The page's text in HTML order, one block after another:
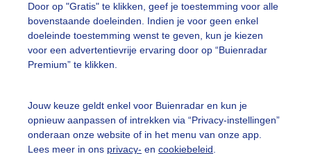
Door op "Gratis" te klikken, geef je toestemming voor alle
bovenstaande doeleinden. Indien je voor geen enkel
doeleinde toestemming wenst te geven, kun je kiezen
voor een advertentievrije ervaring door op “Buienradar
Premium” te klikken.
Jouw keuze geldt enkel voor Buienradar en kun je
opnieuw aanpassen of intrekken via “Privacy-instellingen”
onderaan onze website of in het menu van onze app.
Lees meer in ons privacy- en cookiebeleid
vragen
Mijn weer